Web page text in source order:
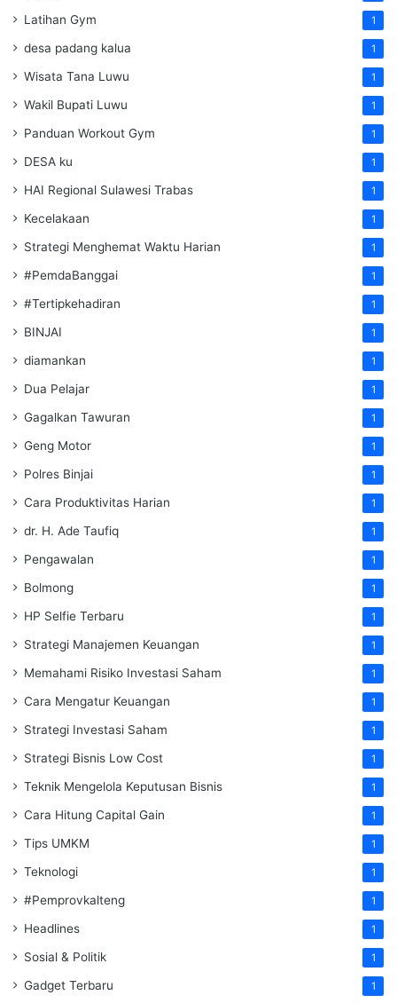
Latihan Gym 1
desa padang kalua 1
Wisata Tana Luwu 1
Wakil Bupati Luwu 1
Panduan Workout Gym 1
DESA ku 1
HAI Regional Sulawesi Trabas 1
Kecelakaan 1
Strategi Menghemat Waktu Harian 1
#PemdaBanggai 1
#Tertipkehadiran 1
BINJAI 1
diamankan 1
Dua Pelajar 1
Gagalkan Tawuran 1
Geng Motor 1
Polres Binjai 1
Cara Produktivitas Harian 1
dr. H. Ade Taufiq 1
Pengawalan 1
Bolmong 1
HP Selfie Terbaru 1
Strategi Manajemen Keuangan 1
Memahami Risiko Investasi Saham 1
Cara Mengatur Keuangan 1
Strategi Investasi Saham 1
Strategi Bisnis Low Cost 1
Teknik Mengelola Keputusan Bisnis 1
Cara Hitung Capital Gain 1
Tips UMKM 1
Teknologi 1
#Pemprovkalteng 1
Headlines 1
Sosial & Politik 1
Gadget Terbaru 1